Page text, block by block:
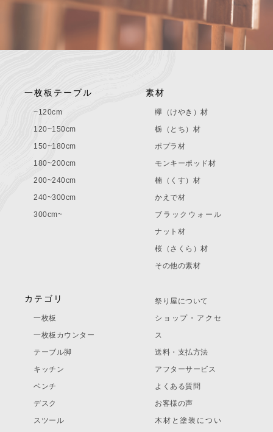
一枚板テーブル
~120cm
120~150cm
150~180cm
180~200cm
200~240cm
240~300cm
300cm~
素材
欅（けやき）材
栃（とち）材
ポプラ材
モンキーポッド材
楠（くす）材
かえで材
ブラックウォール
ナット材
桜（さくら）材
その他の素材
カテゴリ
一枚板
一枚板カウンター
テーブル脚
キッチン
ベンチ
デスク
スツール
祭り屋について
ショップ・アクセ
ス
送料・支払方法
アフターサービス
よくある質問
お客様の声
木材と塗装につい